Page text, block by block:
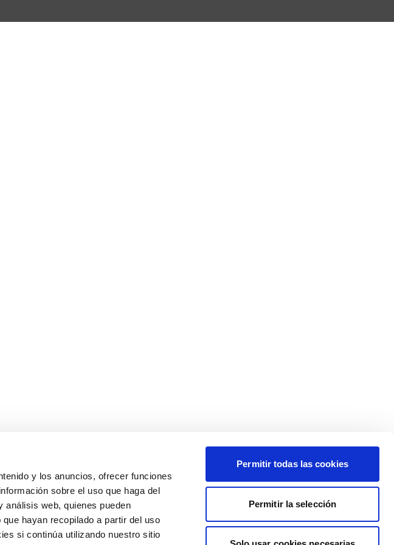
y los anuncios, ofrecer funciones
sobre el uso que haga del
análisis web, quienes pueden
hayan recopilado a partir del uso
si continúa utilizando nuestro sitio
Permitir todas las cookies
Permitir la selección